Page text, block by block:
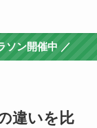
ソン開催中 ／
違いを比